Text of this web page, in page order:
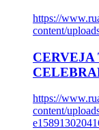
https://
content/
https://
content/